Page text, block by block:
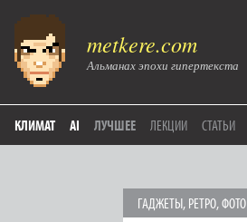
metkere.com
Альманах эпохи гипертекста
КЛИМАТ AI ЛУЧШЕЕ ЛЕКЦИИ СТАТЬИ
ГAДЖЕТЫ, РЕТРО,ФОТО